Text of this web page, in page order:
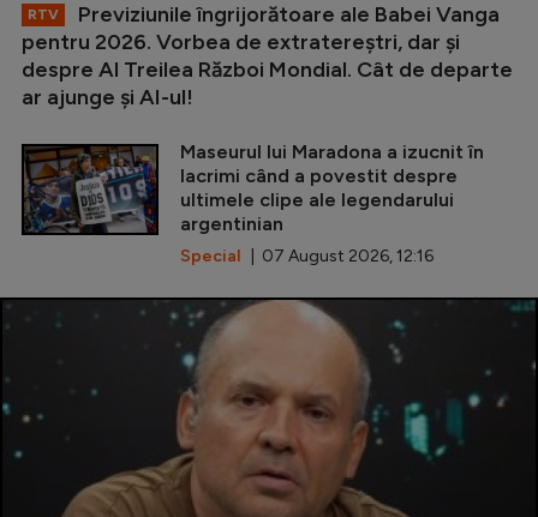
RTV
Previziunile îngrijorătoare ale Babei Vanga
pentru 2026. Vorbea de extratereștri, dar și
despre Al Treilea Război Mondial. Cât de departe
ar ajunge și AI-ul!
Maseurul lui Maradona a izucnit în
lacrimi când a povestit despre
ultimele clipe ale legendarului
argentinian
Special | 07 August 2026, 12:16